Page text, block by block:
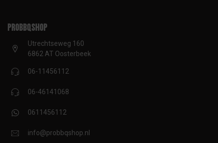
proBBQshop
Utrechtseweg 160
6862 AT Oosterbeek
06-11456112
06-46141068
0611456112
info@probbqshop.nl